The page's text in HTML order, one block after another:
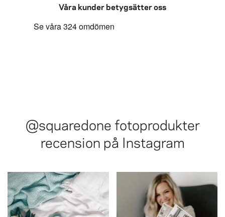
Våra kunder betygsätter oss
@squaredone fotoprodukter
recension på Instagram